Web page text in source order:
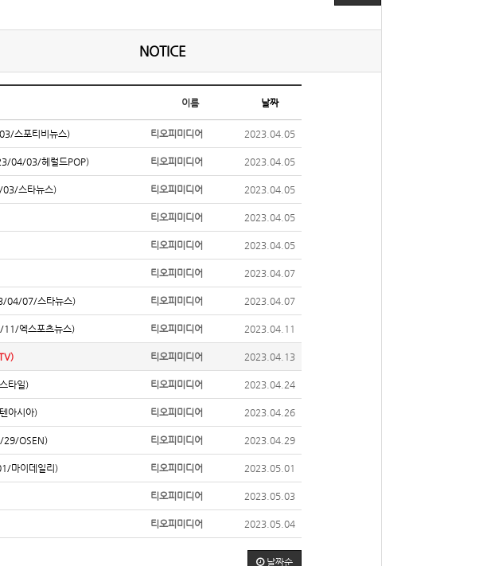
NOTICE
이름 날짜
스포티비뉴스) 티오피미디어 2023.04.05
04/03/헤럴드POP) 티오피미디어 2023.04.05
스타뉴스) 티오피미디어 2023.04.05
티오피미디어 2023.04.05
티오피미디어 2023.04.05
티오피미디어 2023.04.07
04/07/스타뉴스) 티오피미디어 2023.04.07
11/엑스포츠뉴스) 티오피미디어 2023.04.11
티오피미디어 2023.04.13
타일) 티오피미디어 2023.04.24
아시아) 티오피미디어 2023.04.26
29/OSEN) 티오피미디어 2023.04.29
마이데일리) 티오피미디어 2023.05.01
티오피미디어 2023.05.03
티오피미디어 2023.05.04
날짜순